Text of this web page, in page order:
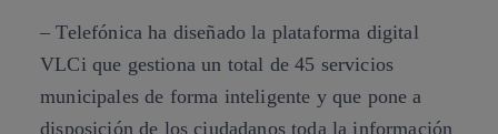
– Telefónica ha diseñado la plataforma digital
VLCi que gestiona un total de 45 servicios
municipales de forma inteligente y que pone a
disposición de los ciudadanos toda la información